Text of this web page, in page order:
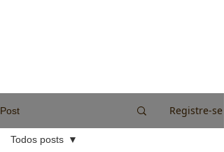
Post Registre-se
Todos posts